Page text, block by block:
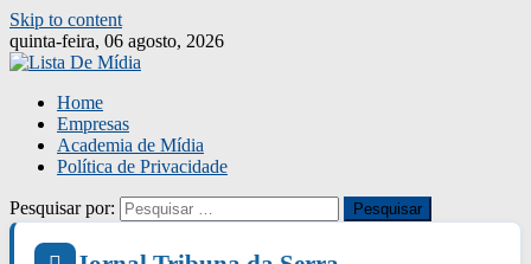
Skip to content
quinta-feira, 06 agosto, 2026
Home
Empresas
Academia de Mídia
Política de Privacidade
Pesquisar por: